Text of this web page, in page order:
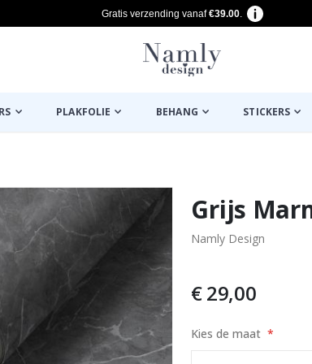
Gratis verzending vanaf€39.00.
PLAKFOLIE BEHANG STICKERS
✔ Grijs
Namly Design
€ 29,00
Kies de maat